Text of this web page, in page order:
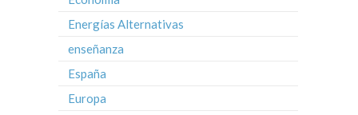
Energías Alternativas
enseñanza
España
Europa